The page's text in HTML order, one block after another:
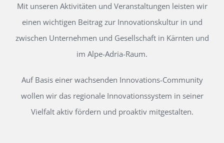
Mit unseren Aktivitäten und Veranstaltungen leisten wir
einen wichtigen Beitrag zur Innovationskultur in und
zwischen Unternehmen und Gesellschaft in Kärnten und
im Alpe-Adria-Raum.
Auf Basis einer wachsenden Innovations-Community
wollen wir das regionale Innovationssystem in seiner
Vielfalt aktiv fördern und proaktiv mitgestalten.